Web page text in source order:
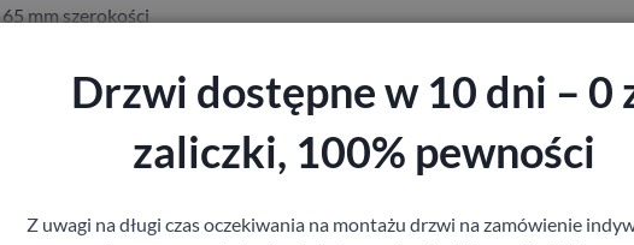
mm szerokości
sosnowych i
Drzwi dostępne w 10 dni – 0
zaliczki, 100% pewności
Z uwagi na długi czas oczekiwania na montażu drzwi na zamówienie